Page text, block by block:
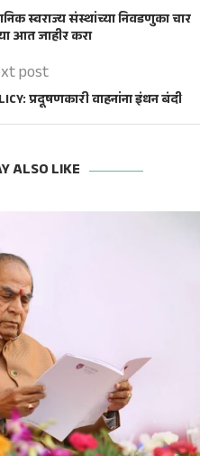
स्वराज्य संस्थांच्या निवडणुका चार
आत जाहीर करा
post
प्रदूषणकारी वाहनांना इंधन बंदी
ALSO LIKE